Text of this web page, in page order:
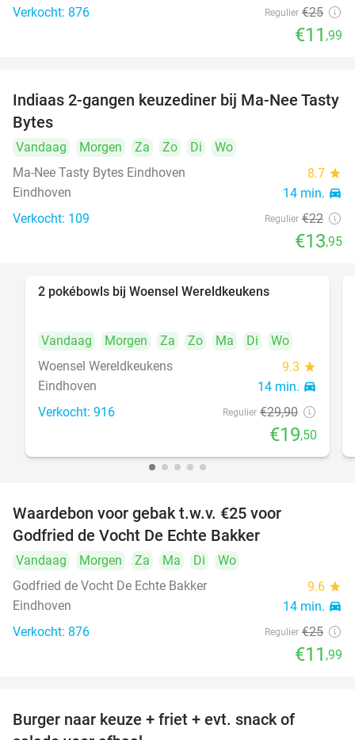
Verkocht: 876 Regulier €25
€11 ,99
37%
Indiaas 2-gangen keuzediner bij Ma-Nee Tasty
Bytes
Vandaag Morgen Za Zo Di
Wo
Ma-Nee Tasty Bytes Eindhoven
8.7 star
Eindhoven 14 min. directions_car
Verkocht: 109 Regulier €22
€13,95
2 pokébowls bij Woensel Wereldkeukens
Vandaag Morgen Za Zo Ma Di
Wo
Woensel Wereldkeukens
9.3 star
Eindhoven 14 min. directions_car
Verkocht: 916 Regulier €29,90
€19,50
Waardebon voor gebak t.w.v. €25 voor
Godfried de Vocht De Echte Bakker
Vandaag Morgen Za Ma Di
Wo
Godfried de Vocht De Echte Bakker
9.6 star
Eindhoven 14 min. directions_car
Verkocht: 876 Regulier €25
€11 ,99
Burger naar keuze + friet + evt. snack of